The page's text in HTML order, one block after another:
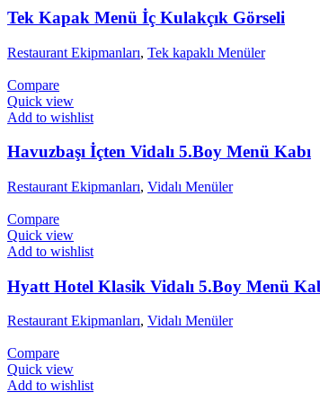
Tek Kapak Menü İç Kulakçık Görseli
Restaurant Ekipmanları, Tek kapaklı Menüler
Compare
Quick view
Add to wishlist
Havuzbaşı İçten Vidalı 5.Boy Menü Kabı
Restaurant Ekipmanları, Vidalı Menüler
Compare
Quick view
Add to wishlist
Hyatt Hotel Klasik Vidalı 5.Boy Menü
Restaurant Ekipmanları, Vidalı Menüler
Compare
Quick view
Add to wishlist